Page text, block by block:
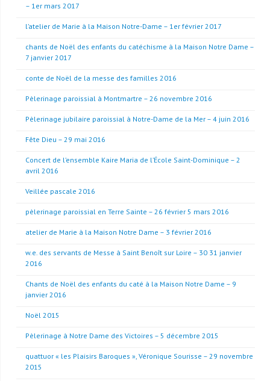
– 1er mars 2017
l’atelier de Marie à la Maison Notre-Dame – 1er février 2017
chants de Noël des enfants du catéchisme à la Maison Notre Dame –
7 janvier 2017
conte de Noël de la messe des familles 2016
Pèlerinage paroissial à Montmartre – 26 novembre 2016
Pèlerinage jubilaire paroissial à Notre-Dame de la Mer – 4 juin 2016
Fête Dieu – 29 mai 2016
Concert de l’ensemble Kaire Maria de l’École Saint-Dominique – 2
avril 2016
Veillée pascale 2016
pèlerinage paroissial en Terre Sainte – 26 février 5 mars 2016
atelier de Marie à la Maison Notre Dame – 3 février 2016
w.e. des servants de Messe à Saint Benoît sur Loire – 30 31 janvier
2016
Chants de Noël des enfants du caté à la Maison Notre Dame – 9
janvier 2016
Noël 2015
Pèlerinage à Notre Dame des Victoires – 5 décembre 2015
quattuor « les Plaisirs Baroques », Véronique Sourisse – 29 novembre
2015